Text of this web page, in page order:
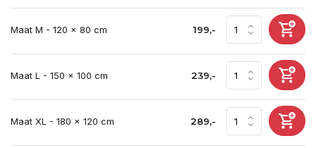
Maat M - 120 x 80 cm 199,-
Maat L - 150 x 100 cm 239,-
Maat XL - 180 x 120 cm 289,-